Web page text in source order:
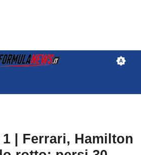
| Ferrari, Hamilton